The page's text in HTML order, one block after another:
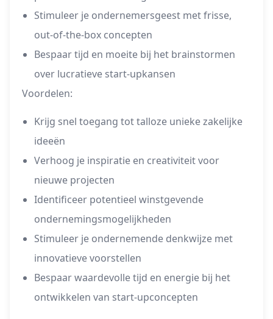
Stimuleer je ondernemersgeest met frisse,
out-of-the-box concepten
Bespaar tijd en moeite bij het brainstormen
over lucratieve start-upkansen
Voordelen:
Krijg snel toegang tot talloze unieke zakelijke
ideeën
Verhoog je inspiratie en creativiteit voor
nieuwe projecten
Identificeer potentieel winstgevende
ondernemingsmogelijkheden
Stimuleer je ondernemende denkwijze met
innovatieve voorstellen
Bespaar waardevolle tijd en energie bij het
ontwikkelen van start-upconcepten